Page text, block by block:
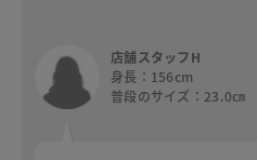
店舗スタッフH
身長：156cm
普段のサイズ：23.0㎝